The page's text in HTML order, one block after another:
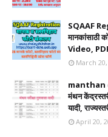
SQAAF
मानकांसाठी
Video,
March
manthan
मंथन
यादी,
April 20,